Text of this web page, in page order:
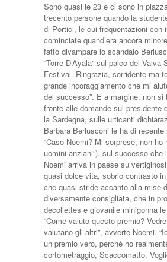
Sono quasi le 23 e ci sono in
trecento persone quando la
di Portici, le cui frequentazioni con
cominciate quand’era ancora
fatto divampare lo scandalo
“Torre D’Ayala” sul palco del Valva
Festival. Ringrazia, sorridente ma
grande incoraggiamento che mi
del successo”. E a margine, non si
fronte alle domande sul presidente
la Sardegna, sulle urticanti
Barbara Berlusconi le ha di recente
“Caso Noemi? Mi sorprese, non ho
uomini anziani”), sul successo che
Noemi arriva in paese su
quasi dolce vita, sobrio contrasto
che quasi stride accanto alla mise
diversamente consigliata, che in
decollettes e giovanile minigonna
“Come valuto questo premio?
valutano gli altri”, avverte Noemi.
un premio vero, perché ho
cortometraggio, Scaccomatto.